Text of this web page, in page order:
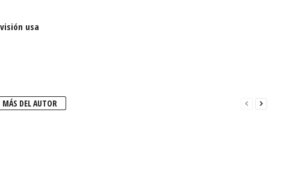
usa
MÁS DEL AUTOR